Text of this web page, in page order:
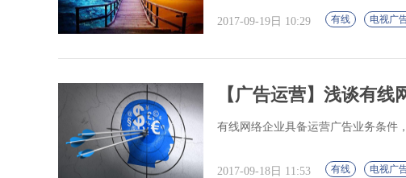
2017-09-19日 10:29 有线 电视广
【广告运营】浅谈有
有线网络企业具备运营广告业务条件
2017-09-18日 11:53 有线 电视广